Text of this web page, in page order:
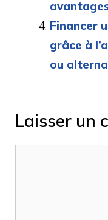
Financer
grâce à
ou
Laisser un